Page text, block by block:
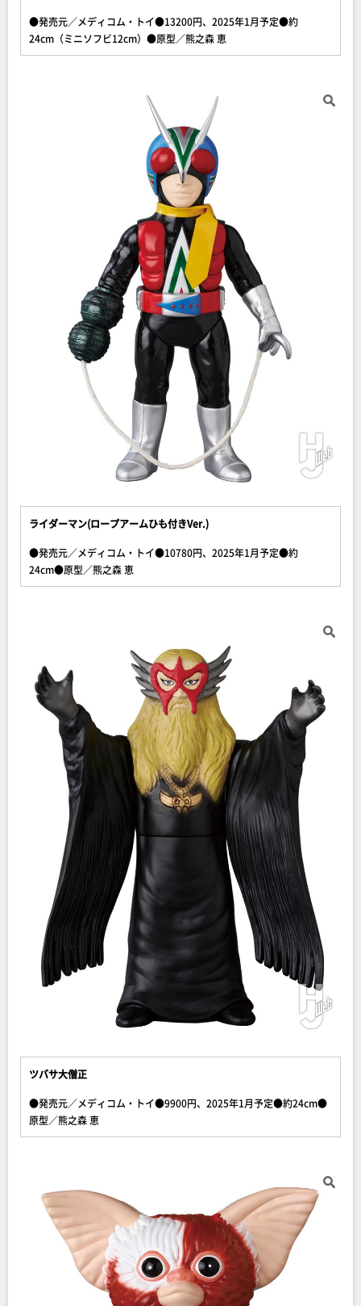
●発売元／メディコム・トイ●13200円、2025年1月予定●約
24cm（ミニソフビ12cm）●原型／熊之森 恵
ライダーマン(ロープアームひも付きVer.)
●発売元／メディコム・トイ●10780円、2025年1月予定●約
24cm●原型／熊之森 恵
ツバサ大僧正
●発売元／メディコム・トイ●9900円、2025年1月予定●約24cm●
原型／熊之森 恵